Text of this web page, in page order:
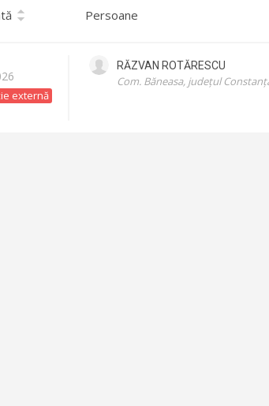
Persoane
externă
RĂZVAN ROTĂRESCU
Com. Băneasa, județul